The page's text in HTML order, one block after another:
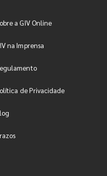
a GIV Online
na Imprensa
de Privacidade